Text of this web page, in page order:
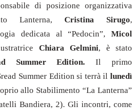
di posizione organizzativa
Lanterna, Cristina Sirugo,
dedicata al “Pedocin”, Micol
Chiara Gelmini, è stato
Summer Edition.Il primo
Summer Edition si terrà il lunedì
allo Stabilimento “La Lanterna”
Bandiera, 2). Gli incontri, come